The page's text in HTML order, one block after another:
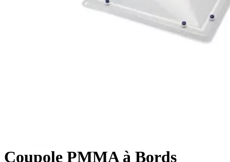
Coupole PMMA à Bords